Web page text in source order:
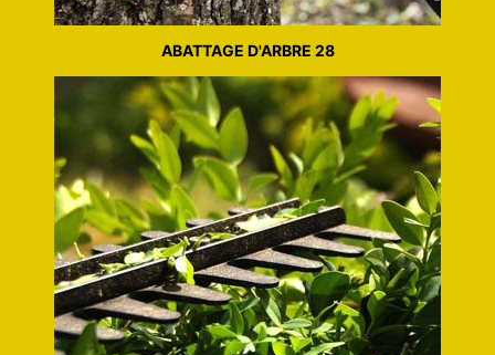
ABATTAGE D'ARBRE 28